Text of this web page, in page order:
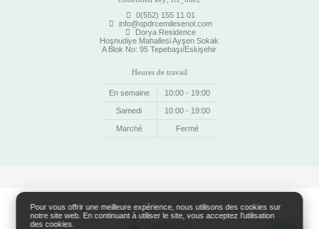
0(552) 155 11 01
info@opdrcemilesenol.com
Dorya Residence
Hoşnudiye Mahallesi Ayşen Sokak
A Blok No: 95 Tepebaşı/Eskişehir
Heures de travail
En semaine 10:00 - 19:00
Samedi 10:00 - 19:00
Marché Fermé
Web Tasarım Ve Yazılım
Pour vous offrir une meilleure expérience, nous utilisons des cookies sur
notre site web. En continuant à utiliser le site, vous acceptez l'utilisation
des cookies.